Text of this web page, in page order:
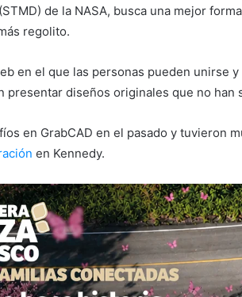
(STMD) de la NASA, busca una mejor
regolito.
en el que las personas pueden unirse
presentar diseños originales que no
en GrabCAD en el pasado y tuvieron
en Kennedy.